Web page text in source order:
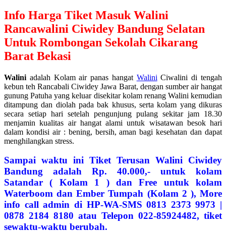
Info Harga Tiket Masuk Walini
Rancawalini Ciwidey Bandung Selatan
Untuk Rombongan Sekolah Cikarang
Barat Bekasi
Walini adalah Kolam air panas hangat Walini Ciwalini di tengah
kebun teh Rancabali Ciwidey Jawa Barat, dengan sumber air hangat
gunung Patuha yang keluar disekitar kolam renang Walini kemudian
ditampung dan diolah pada bak khusus, serta kolam yang dikuras
secara setiap hari setelah pengunjung pulang sekitar jam 18.30
menjamin kualitas air hangat alami untuk wisatawan besok hari
dalam kondisi air : bening, bersih, aman bagi kesehatan dan dapat
menghilangkan stress.
Sampai waktu ini Tiket Terusan Walini Ciwidey
Bandung adalah Rp. 40.000,- untuk kolam
Satandar ( Kolam 1 ) dan Free untuk kolam
Waterboom dan Ember Tumpah (Kolam 2 ), More
info call admin di HP-WA-SMS 0813 2373 9973 |
0878 2184 8180 atau Telepon 022-85924482, tiket
sewaktu-waktu berubah.